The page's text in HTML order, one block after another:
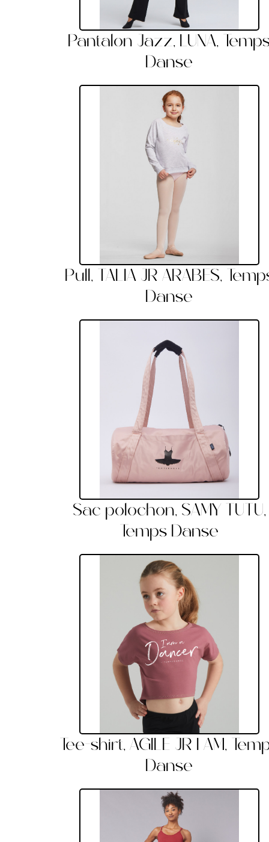
Pantalon Jazz, LUNA,
Danse
Pull, TALIA JR ARABES,
Danse
Sac polochon, SAMY TUTU,
Temps Danse
Tee-shirt, AGILE JR I AM,
Danse